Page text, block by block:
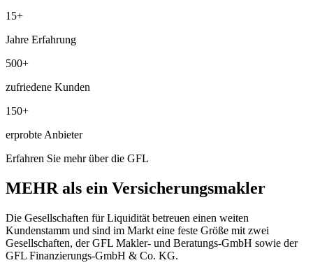
15+
Jahre Erfahrung
500+
zufriedene Kunden
150+
erprobte Anbieter
Erfahren Sie mehr über die GFL
MEHR als ein Versicherungs­makler
Die Gesellschaften für Liquidität betreuen einen weiten
Kundenstamm und sind im Markt eine feste Größe mit zwei
Gesellschaften, der GFL Makler- und Beratungs-GmbH sowie der
GFL Finanzierungs-GmbH & Co. KG.